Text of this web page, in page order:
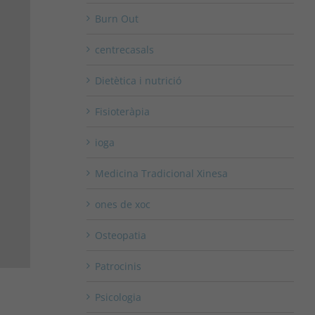
Burn Out
centrecasals
Dietètica i nutrició
Fisioteràpia
ioga
Medicina Tradicional Xinesa
ones de xoc
Osteopatia
Patrocinis
Psicologia